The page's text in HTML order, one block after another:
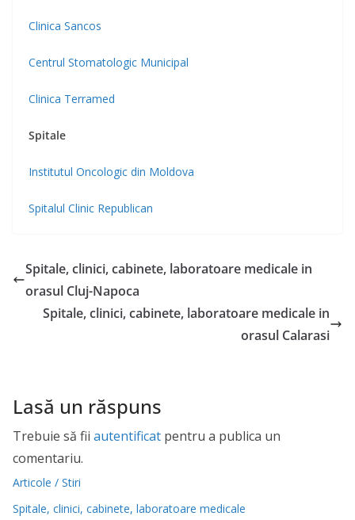
Clinica Sancos
Centrul Stomatologic Municipal
Clinica Terramed
Spitale
Institutul Oncologic din Moldova
Spitalul Clinic Republican
Spitale, clinici, cabinete, laboratoare medicale in
orasul Cluj-Napoca
Spitale, clinici, cabinete, laboratoare medicale in
orasul Calarasi
Lasă un răspuns
Trebuie să fii autentificat pentru a publica un
comentariu.
Articole / Stiri
Spitale, clinici, cabinete, laboratoare medicale